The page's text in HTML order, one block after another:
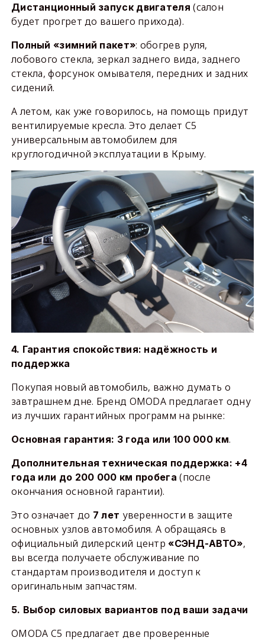
Дистанционный запуск двигателя (салон
будет прогрет до вашего прихода).
Полный «зимний пакет»: обогрев руля,
лобового стекла, зеркал заднего вида, заднего
стекла, форсунок омывателя, передних и задних
сидений.
А летом, как уже говорилось, на помощь придут
вентилируемые кресла. Это делает C5
универсальным автомобилем для
круглогодичной эксплуатации в Крыму.
4. Гарантия спокойствия: надёжность и
поддержка
Покупая новый автомобиль, важно думать о
завтрашнем дне. Бренд OMODA предлагает одну
из лучших гарантийных программ на рынке:
Основная гарантия: 3 года или 100 000 км.
Дополнительная техническая поддержка: +4
года или до 200 000 км пробега (после
окончания основной гарантии).
Это означает до 7 лет уверенности в защите
основных узлов автомобиля. А обращаясь в
официальный дилерский центр«СЭНД-АВТО»,
вы всегда получаете обслуживание по
стандартам производителя и доступ к
оригинальным запчастям.
5. Выбор силовых вариантов под ваши задачи
OMODA C5 предлагает две проверенные